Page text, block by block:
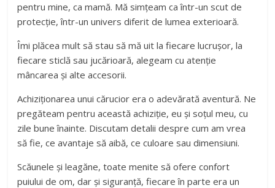
pentru mine, ca mamă. Mă simțeam ca într-un scut de
protecție, într-un univers diferit de lumea exterioară.
Îmi plăcea mult să stau să mă uit la fiecare lucrușor, la
fiecare sticlă sau jucărioară, alegeam cu atenție
mâncarea și alte accesorii.
Achiziționarea unui cărucior era o adevărată aventură. Ne
pregăteam pentru această achiziție, eu și soțul meu, cu
zile bune înainte. Discutam detalii despre cum am vrea
să fie, ce avantaje să aibă, ce culoare sau dimensiuni.
Scăunele și leagăne, toate menite să ofere confort
puiului de om, dar și siguranță, fiecare în parte era un